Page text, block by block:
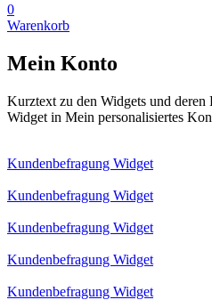
0
Warenkorb
Mein Konto
Kurztext zu den Widgets und deren
Widget in Mein personalisiertes
Kundenbefragung Widget
Kundenbefragung Widget
Kundenbefragung Widget
Kundenbefragung Widget
Kundenbefragung Widget